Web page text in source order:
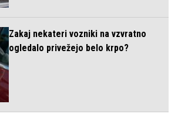
Zakaj nekateri vozniki na vzvratno
ogledalo privežejo belo krpo?